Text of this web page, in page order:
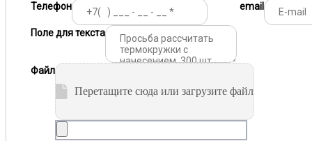
Телефон email
Поле для текста
Файл
Перетащите сюда или загрузите файл